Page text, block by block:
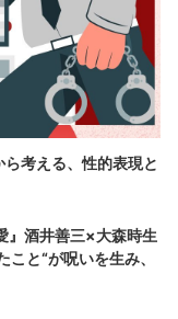
考える、性的表現と
』酒井善三×大森時生
こと“が呪いを生み、